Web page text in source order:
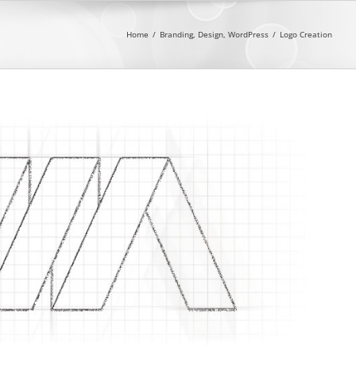
Home / Branding, Design, WordPress / Logo Creation